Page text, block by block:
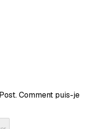
Comment puis-je